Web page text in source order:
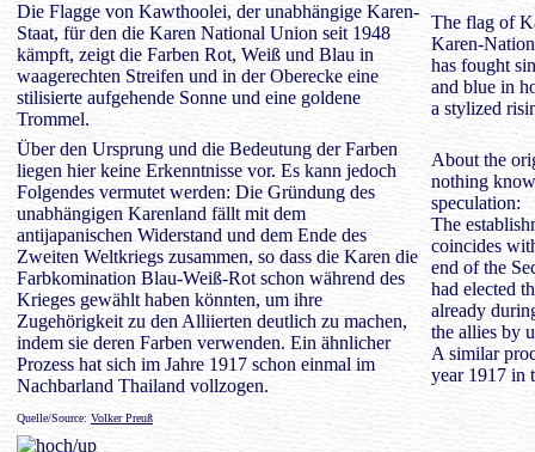
Die Flagge von Kawthoolei, der unabhängige Karen-
Staat, für den die Karen National Union seit 1948
kämpft, zeigt die Farben Rot, Weiß und Blau in
waagerechten Streifen und in der Oberecke eine
stilisierte aufgehende Sonne und eine goldene
Trommel.
The flag of
Karen-
has fought
and blue in
a stylized
Über den Ursprung und die Bedeutung der Farben
liegen hier keine Erkenntnisse vor. Es kann jedoch
Folgendes vermutet werden: Die Gründung des
unabhängigen Karenland fällt mit dem
antijapanischen Widerstand und dem Ende des
Zweiten Weltkriegs zusammen, so dass die Karen die
Farbkomination Blau-Weiß-Rot schon während des
Krieges gewählt haben könnten, um ihre
Zugehörigkeit zu den Alliierten deutlich zu machen,
indem sie deren Farben verwenden. Ein ähnlicher
Prozess hat sich im Jahre 1917 schon einmal im
Nachbarland Thailand vollzogen.
About the
nothing
speculation:
The
coincides
end of the
had elected
already
the allies by
A similar
year 1917 in
Quelle/Source: Volker Preuß